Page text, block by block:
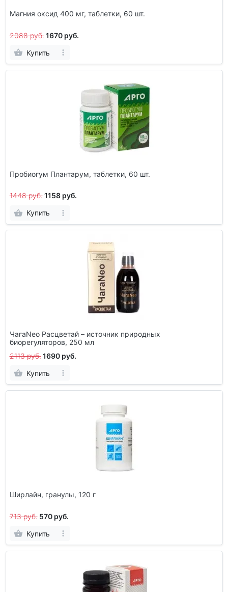
Магния оксид 400 мг, таблетки, 60 шт.
2088 руб. 1670 руб.
Купить
Пробиогум Плантарум, таблетки, 60 шт.
1448 руб. 1158 руб.
Купить
ЧагаNeo Расцветай – источник природных
биорегуляторов, 250 мл
2113 руб. 1690 руб.
Купить
Ширлайн, гранулы, 120 г
713 руб. 570 руб.
Купить